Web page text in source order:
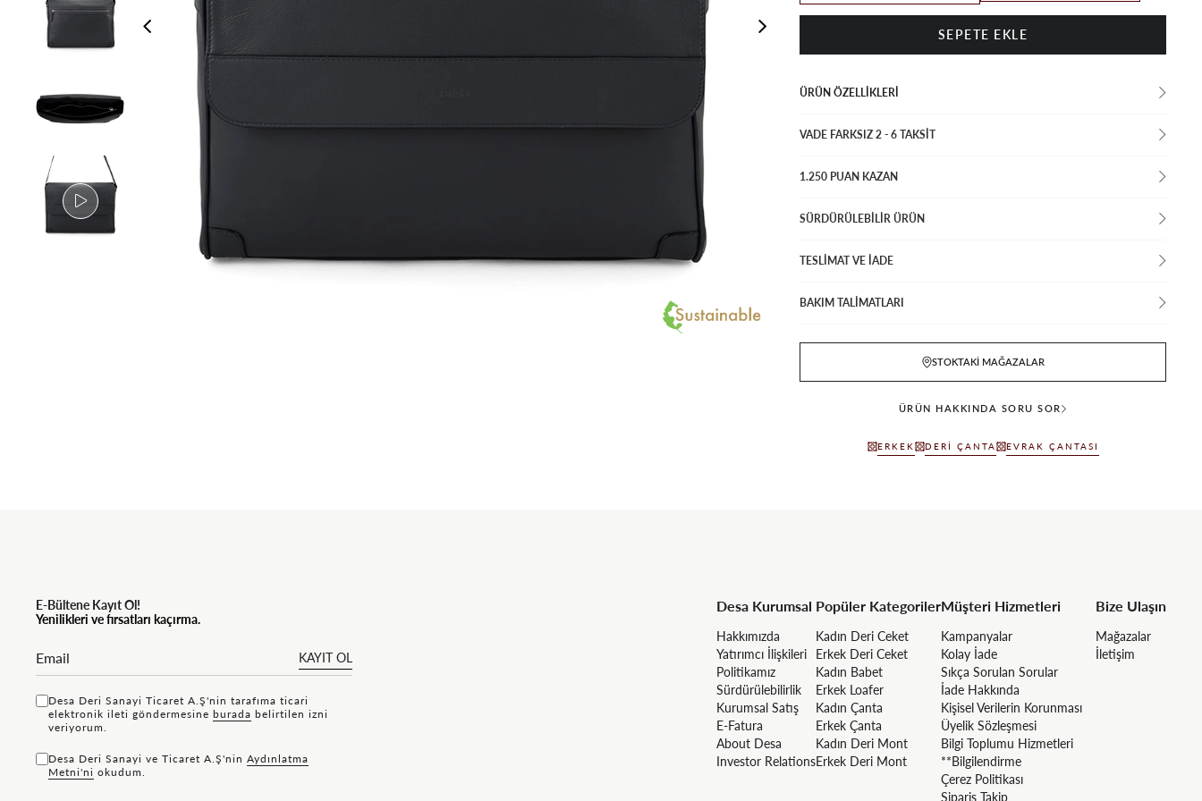
ÜRÜN ÖZELLIKLERI
VADE FARKSIZ 2 - 6 TAKSIT
1.250 PUAN KAZAN
SÜRDÜRÜLEBİLİR ÜRÜN
TESLİMAT VE İADE
BAKIM TALİMATLARI
STOKTAKI MAĞAZALAR
ÜRÜN HAKKINDA SORU SOR
ERKEK DERI ÇANTA EVRAK ÇANTASI
E-Bültene Kayıt Ol!
Yenilikleri ve fırsatları kaçırma.
KAYIT OL
Desa Deri Sanayi Ticaret A.Ş'nin tarafıma ticari
elektronik ileti göndermesine bu rada belirtilen izni
veriyorum.
Desa Deri Sanayi ve Ticaret A.Ş'nin Aydınlatma
Metni'ni okudum.
Desa Kurumsal
Hakkımızda
Yatırımcı İlişkileri
Politikamız
Sürdürülebilirlik
Kurumsal Satış
E-Fatura
About Desa
Investor Relations
Popüler Kategoriler
Kadın Deri Ceket
Erkek Deri Ceket
Kadın Babet
Erkek Loafer
Kadın Çanta
Erkek Çanta
Kadın Deri Mont
Erkek Deri Mont
Müşteri Hizmetleri
Kampanyalar
Kolay İade
Sıkça Sorulan Sorular
İade Hakkında
Kişisel Verilerin Korunması
Üyelik Sözleşmesi
Bilgi Toplumu Hizmetleri
**Bilgilendirme
Çerez Politikası
Sipariş Takip
Bize Ulaşın
Mağazalar
İletişim